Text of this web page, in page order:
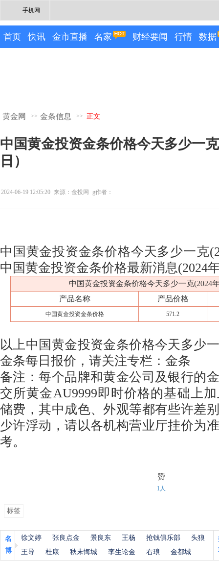
手机网
首页 快讯 金市直播 名家 财经要闻 行情 数据
黄金网 >> 金条信息 >> 正文
中国黄金投资金条价格今天多少一
日）
2024-06-19 12:05:20 来源：金投网 g作者：
中国黄金投资金条价格今天多少一克
中国黄金投资金条价格最新消息(2024
中国黄金投资金条价格今天多少一克(2024
产品名称
产品价格
中国黄金投资金条价格 571.2
以上中国黄金投资金条价格今天多少
金条每日报价，请关注专栏：金条
备注：每个品牌和黄金公司及银行的
交所黄金AU9999即时价格的基础上
储费，其中成色、外观等都有些许差
少许浮动，请以各机构营业厅挂价为
考。
赞
1人
标签
名
博
徐文婷 张良点金 景良东 王杨 抢钱俱乐部
头狼
王导
杜康 秋末悔城 李生论金 右琅 金都城